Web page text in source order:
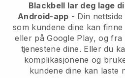
Blackbell lar deg lage
Android-app - Din
som kundene dine kan
eller på Google Play, og fra
tjenestene dine. Eller du
komplikasjonene og
kundene dine kan laste